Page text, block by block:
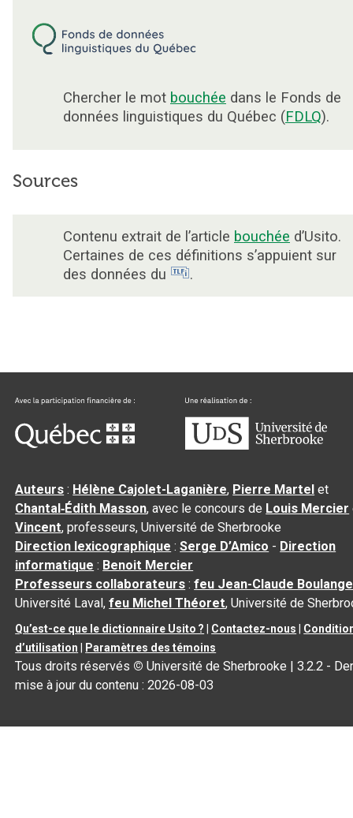
Chercher le mot bouchée dans le Fonds de
données linguistiques du Québec (FDLQ).
Sources
Contenu extrait de l’article bouchée d’Usito.
Certaines de ces définitions s’appuient sur
des données du
.
Auteurs : Hélène Cajolet-Laganière, Pierre Martel et
Chantal‑Édith Masson, avec le concours de Louis Mercier
Vincent, professeurs, Université de Sherbrooke
Direction lexicographique :Serge D’Amico - Direction
informatique : Benoit Mercier
Professeurs collaborateurs :feu Jean-Claude
Université Laval,feu Michel Théoret, Université de
Qu’est-ce que le dictionnaire Usito ? Contactez-nous
d’utilisation
Paramètres des témoins
Tous droits réservés © Université de Sherbrooke |3.2.2 -
mise à jour du contenu :2026-08-03